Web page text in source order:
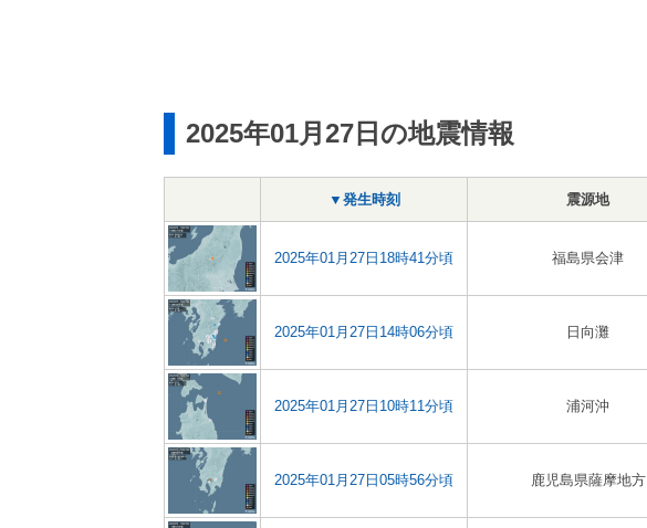
2025年01月27日の地震情報
▼発生時刻 震源地
2025年01月27日18時41分頃 福島県会津
2025年01月27日14時06分頃 日向灘
2025年01月27日10時11分頃 浦河沖
2025年01月27日05時56分頃 鹿児島県薩摩地方